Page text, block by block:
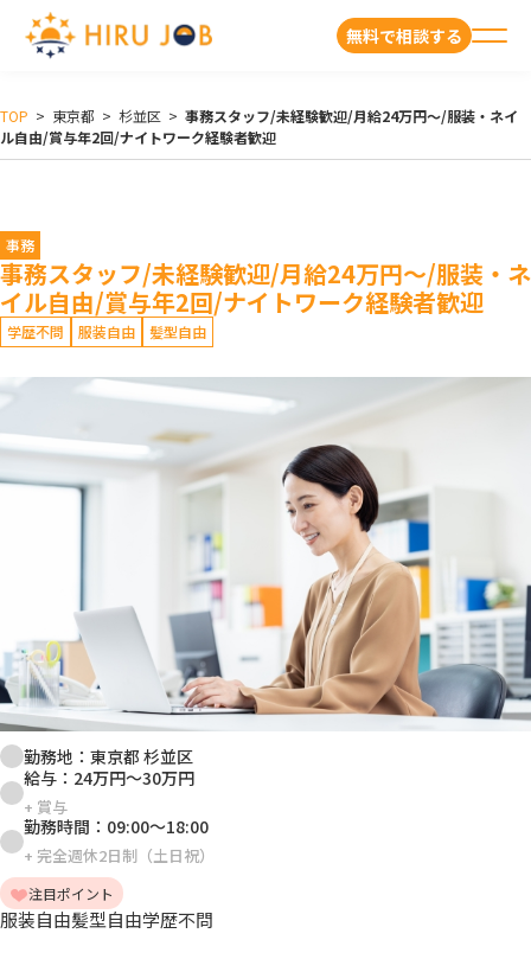
無料で相談する
TOP > 東京都 > 杉並区 > 事務スタッフ/未経験歓迎/月給24万円～/服装・ネイ
ル自由/賞与年2回/ナイトワーク経験者歓迎
事務
事務スタッフ/未経験歓迎/月給24万円～/服装・ネ
イル自由/賞与年2回/ナイトワーク経験者歓迎
学歴不問 服装自由 髪型自由
勤務地： 東京都 杉並区
給与： 24万円～30万円
+ 賞与
勤務時間： 09:00～18:00
+ 完全週休2日制（土日祝）
注目ポイント
服装自由髪型自由学歴不問